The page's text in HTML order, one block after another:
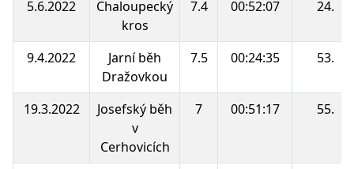
5.6.2022
Chaloupecký
kros
7.4 00:52:07 24.
9.4.2022
Jarní běh
Dražovkou
7.5 00:24:35 53.
19.3.2022
Josefský běh
v
Cerhovicích
7 00:51:17 55.